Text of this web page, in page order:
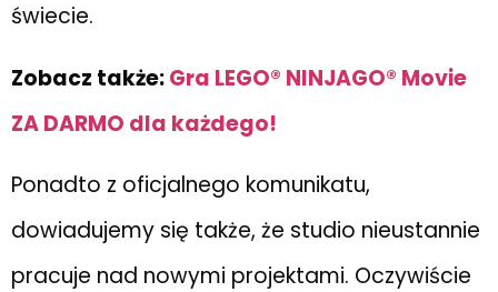
świecie.
Zobacz także:Gra LEGO® NINJAGO® Movie
ZA DARMO dla każdego!
Ponadto z oficjalnego komunikatu,
dowiadujemy się także, że studio nieustannie
pracuje nad nowymi projektami. Oczywiście